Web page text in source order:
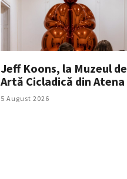
Jeff Koons, la Muzeul de
Artă Cicladică din Atena
5 August 2026